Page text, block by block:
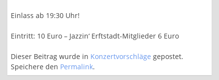
Einlass ab 19:30 Uhr!
Eintritt: 10 Euro – Jazzin‘ Erftstadt-Mitglieder 6 Euro
Dieser Beitrag wurde in Konzertvorschläge gepostet.
Speichere den Permalink.